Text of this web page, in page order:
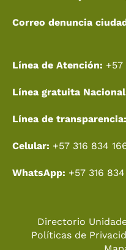
Correo denuncia
Línea de Atención: +57
Línea gratuita
Línea de transparencia:
Celular: +57 316 834
WhatsApp: +57 316
Directorio
Políticas de